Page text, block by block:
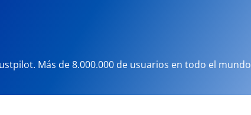
Más de 8.000.000 de usuarios en todo el mundo